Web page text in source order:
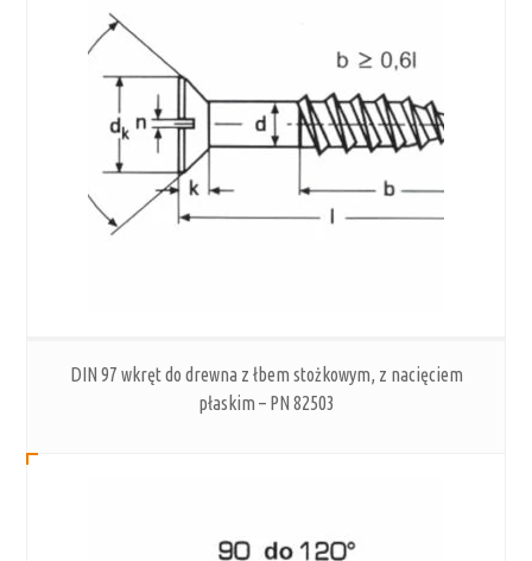
DIN 97 wkręt do drewna z łbem stożkowym, z nacięciem
płaskim – PN 82503